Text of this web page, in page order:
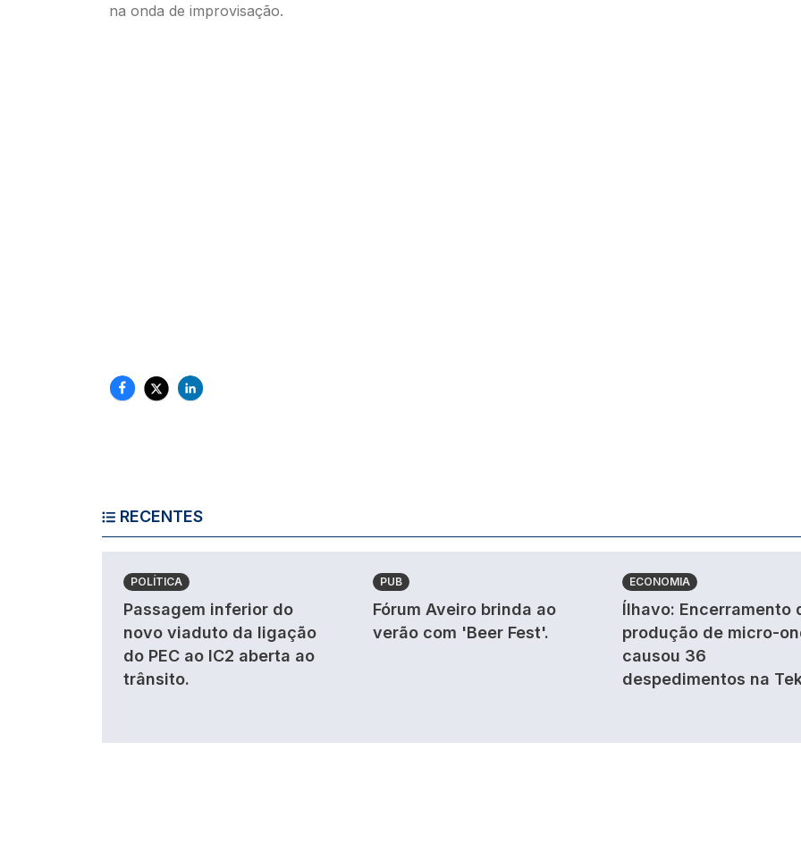
na onda de improvisação.
RECENTES
POLÍTICA
Passagem inferior do
novo viaduto da ligação
do PEC ao IC2 aberta ao
trânsito.
PUB
Fórum Aveiro brinda ao
verão com 'Beer Fest'.
ECONOMIA
Ílhavo: Encerramento
produção de micro-
causou 36
despedimentos na